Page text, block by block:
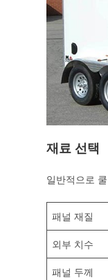
재료 선택
일반적으로
패널 재질
외부 치수
패널 두께